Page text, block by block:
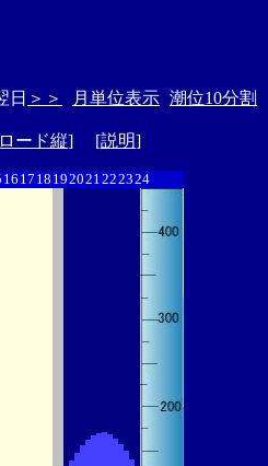
日 ＞＞ 月単位表示 潮位10分割
ード縦] [説明]
16 17 18 192021222324